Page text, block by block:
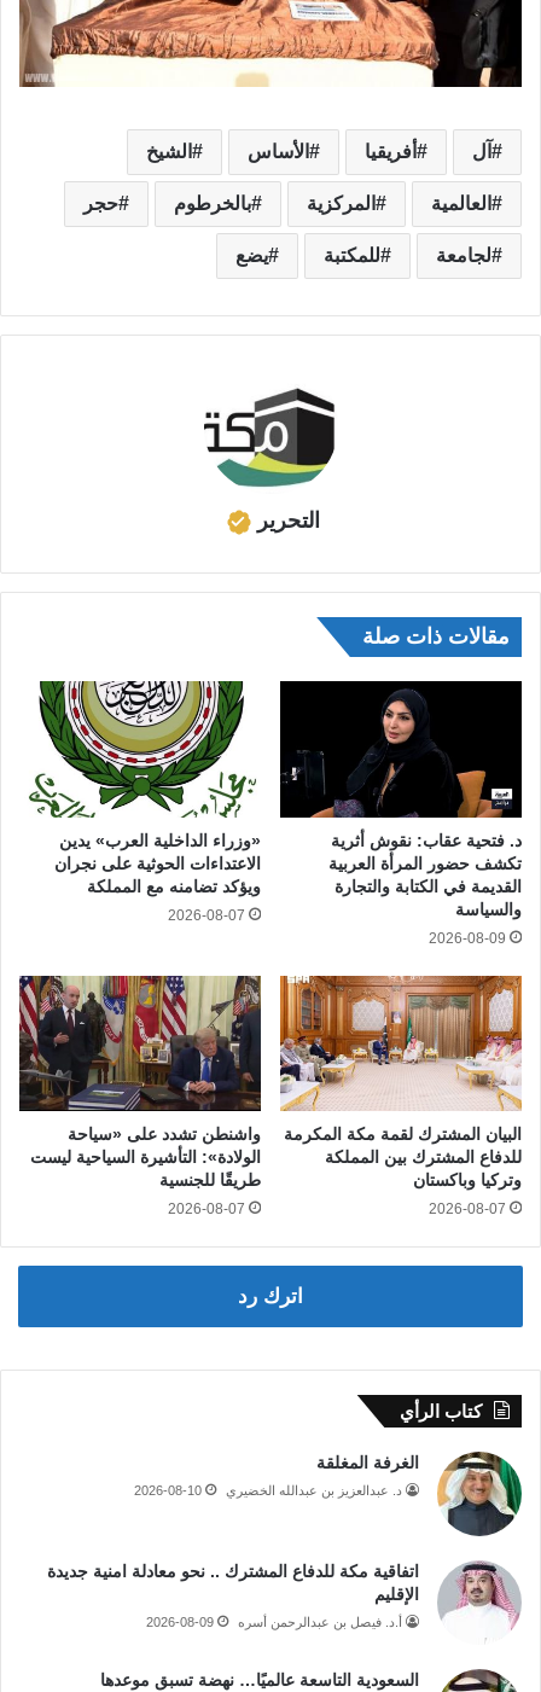
آل أفريقيا الأساس الشيخ
العالمية المركزية بالخرطوم حجر
لجامعة للمكتبة يضع
التحرير
مقالات ذات صلة
د. فتحية عقاب: نقوش أثرية
تكشف حضور المرأة العربية
القديمة في الكتابة والتجارة
والسياسة
2026-08-09
«وزراء الداخلية العرب» يدين
الاعتداءات الحوثية على نجران
ويؤكد تضامنه مع المملكة
2026-08-07
البيان المشترك لقمة مكة المكرمة
للدفاع المشترك بين المملكة
وتركيا وباكستان
2026-08-07
واشنطن تشدد على «سياحة
الولادة»: التأشيرة السياحية ليست
طريقًا للجنسية
2026-08-07
اترك رد
كتاب الرأي
الغرفة المغلقة
د. عبدالعزيز بن عبدالله الخضيري 2026-08-10
اتفاقية مكة للدفاع المشترك .. نحو معادلة امنية جديدة
الإقليم
أ.د. فيصل بن عبدالرحمن أسره 2026-08-09
السعودية التاسعة عالميًا… نهضة تسبق موعدها